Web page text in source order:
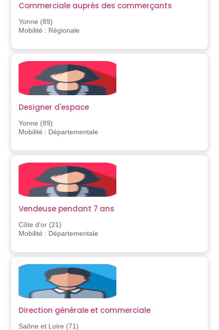
Commerciale auprès des commerçants
Yonne (89)
Mobilité : Régionale
Designer d'espace
Yonne (89)
Mobilité : Départementale
Vendeuse pendant 7 ans
Côte d'or (21)
Mobilité : Départementale
Direction générale et commerciale
Saône et Loire (71)